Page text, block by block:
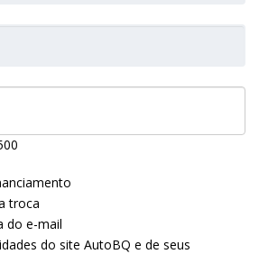
troca
do e-mail
do site AutoBQ e de seus